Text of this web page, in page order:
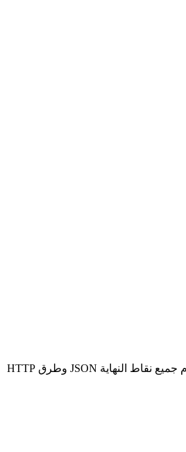
يتيح لك API شركاء SunTrace3D توليد نماذج مدن HD ثلاثية الأبعاد، وحساب إنتاج الطاقة الشمسية، وتضمين عارضات ثلاثية الأبعاد تفاعلية في موقعك الإلكتروني. تستخدم جميع نقاط النهاية JSON وطرق HTTP